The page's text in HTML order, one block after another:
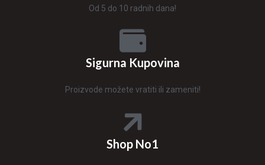
Od 5 do 10 radnih dana!
Sigurna Kupovina
Proizvode možete vratiti ili zameniti!
Shop No1